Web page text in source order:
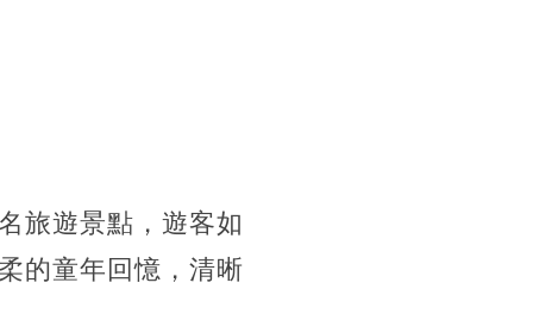
旅遊景點，遊客如
的童年回憶，清晰